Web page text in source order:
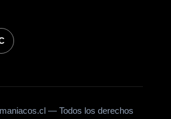
— Todos los derechos